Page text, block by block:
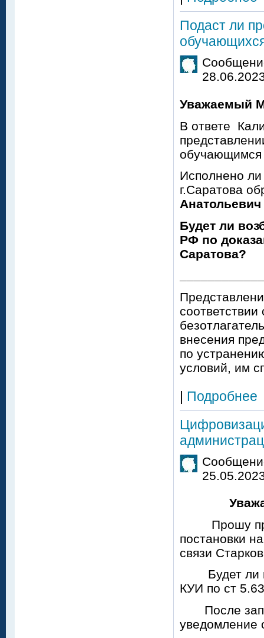
Подаст ли
Уважаемый
В ответе
Исполнено ли
г.Саратова
Будет ли
РФ по
Саратова?
внесения
по
условий, им
| Подробнее
Прошу
постановки
связи
Будет ли
КУИ по ст
После
уведомление